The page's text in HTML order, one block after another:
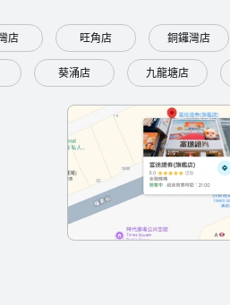
店 旺角店 銅鑼灣店
葵涌店 九龍塘店